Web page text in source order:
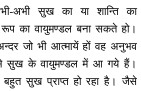
अभी सुख का या शान्ति का
रूप का वायुमण्डल बना सकते हो।
जो भी आत्मायें हों वह अनुभव
सुख के वायुमण्डल में आ गये हैं।
सुख प्राप्त हो रहा है। जैसे